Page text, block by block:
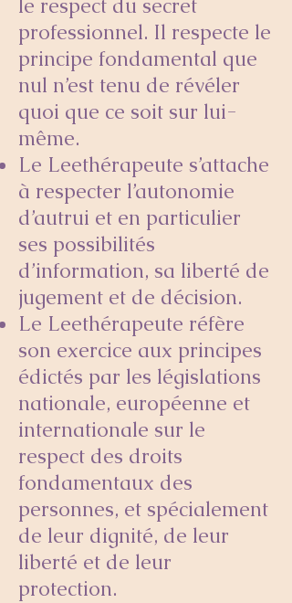
le respect du secret
professionnel. Il respecte le
principe fondamental que
nul n’est tenu de révéler
quoi que ce soit sur lui-
même.
Le Leethérapeute s’attache
à respecter l’autonomie
d’autrui et en particulier
ses possibilités
d’information, sa liberté de
jugement et de décision.
Le Leethérapeute réfère
son exercice aux principes
édictés par les législations
nationale, européenne et
internationale sur le
respect des droits
fondamentaux des
personnes, et spécialement
de leur dignité, de leur
liberté et de leur
protection.